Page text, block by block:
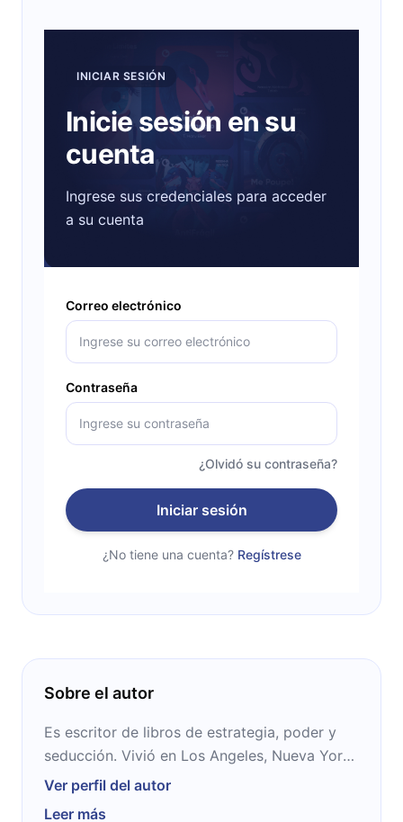
INICIAR SESIÓN
Inicie sesión en su
cuenta
Ingrese sus credenciales para acceder
a su cuenta
Correo electrónico
Contraseña
¿Olvidó su contraseña?
Iniciar sesión
¿No tiene una cuenta? Regístrese
Sobre el autor
Es escritor de libros de estrategia, poder y
seducción. Vivió en Los Angeles, Nueva York,
Londres, Barcelona y Paris y habla varios
Ver perfil del autor
Leer más